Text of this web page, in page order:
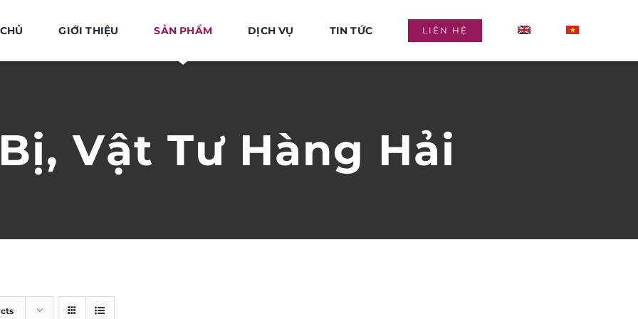
GIỚI THIỆU SẢN PHẨM DỊCH VỤ TIN TỨC LIÊN HỆ
Vật Tư Hàng Hải